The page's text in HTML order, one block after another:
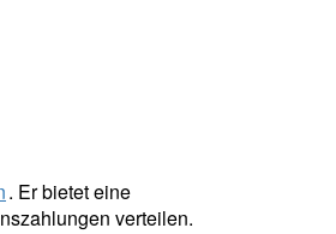
. Er bietet eine
verteilen.